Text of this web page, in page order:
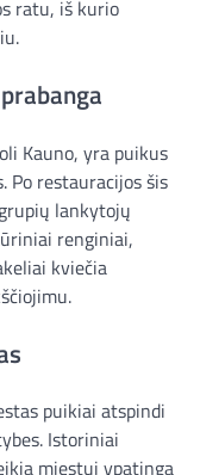
ratu, iš kurio
Kauno, yra puikus
Po restauracijos šis
lankytojų
renginiai,
kviečia
puikiai atspindi
Istoriniai
miestui ypatingą